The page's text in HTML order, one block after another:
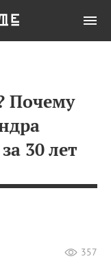
Почему
30 лет
357